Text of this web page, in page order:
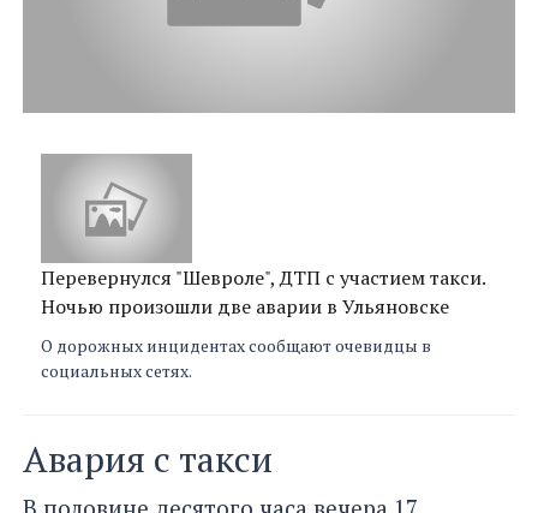
Перевернулся "Шевроле", ДТП с участием такси.
Ночью произошли две аварии в Ульяновске
О дорожных инцидентах сообщают очевидцы в
социальных сетях.
Авария с такси